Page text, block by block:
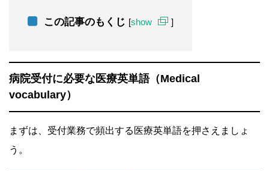
この記事のもくじ [show ]
病院受付に必要な医療英単語（Medical
vocabulary）
まずは、受付業務で頻出する医療英単語を押さえましょ
う。